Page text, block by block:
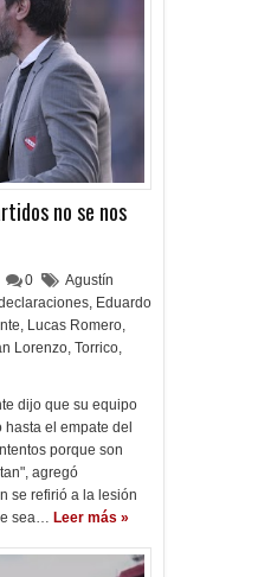
no se nos
0
Agustín
, Eduardo
, Lucas Romero,
Lorenzo, Torrico,
dijo que su equipo
el empate del
porque son
agregó
se refirió a la lesión
sea… Leer más »